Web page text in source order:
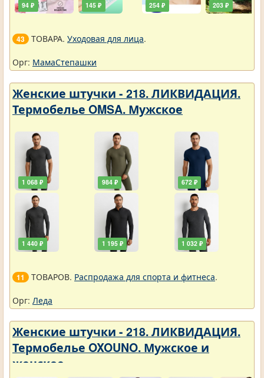
94 ₽ 145 ₽ 254 ₽ 203 ₽
43 ТОВАРА. Уходовая для лица.
Орг: МамаСтепашки
Женские штучки - 218. ЛИКВИДАЦИЯ.
Термобелье OMSA. Мужское
1 068 ₽
1 440 ₽
984 ₽
1 195 ₽
672 ₽
1 032 ₽
11 ТОВАРОВ. Распродажа для спорта и фитнеса.
Орг: Леда
Женские штучки - 218. ЛИКВИДАЦИЯ.
Термобелье OXOUNO. Мужское и
женское